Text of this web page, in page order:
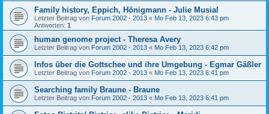
Family history, Eppich, Hönigmann - Julie Musial
Letzter Beitrag von Forum 2002 - 2013 « Mo Feb 13, 2023 6:43 pm
Antworten: 1
human genome project - Theresa Avery
Letzter Beitrag von Forum 2002 - 2013 « Mo Feb 13, 2023 6:42 pm
Infos über die Gottschee und ihre Umgebung - Egmar Gäßler
Letzter Beitrag von Forum 2002 - 2013 « Mo Feb 13, 2023 6:41 pm
Searching family Braune - Braune
Letzter Beitrag von Forum 2002 - 2013 « Mo Feb 13, 2023 6:41 pm